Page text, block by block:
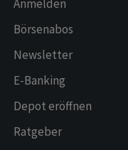
Anmelden
Börsenabos
Newsletter
E-Banking
Depot eröffnen
Ratgeber